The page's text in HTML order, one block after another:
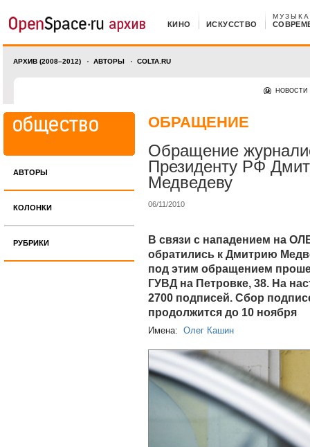
КИНО ИСКУССТВО
МУЗЫКА
АРХИВ (2008–2012) АВТОРЫ COLTA.RU
НОВОСТИ
АВТОРЫ
КОЛОНКИ
РУБРИКИ
ОБРАЩЕНИЕ
Обращение
Президенту РФ
Медведеву
06/11/2010
В связи с нападением на
обратились к Дмитрию
под этим обращением
ГУВД на Петровке, 38. На
2700 подписей. Сбор
продолжится до 10 ноября
Имена: Олег Кашин